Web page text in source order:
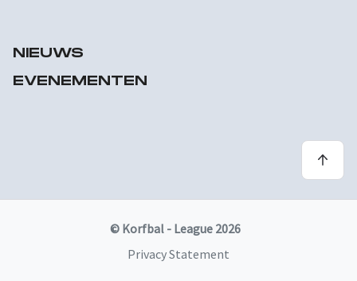
NIEUWS
EVENEMENTEN
© Korfbal - League 2026
Privacy Statement